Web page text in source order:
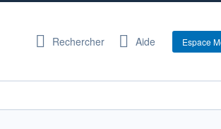
Rechercher Aide Espace